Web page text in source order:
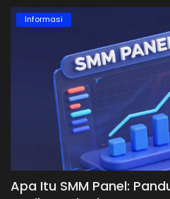
Informasi
Apa Itu SMM Panel: